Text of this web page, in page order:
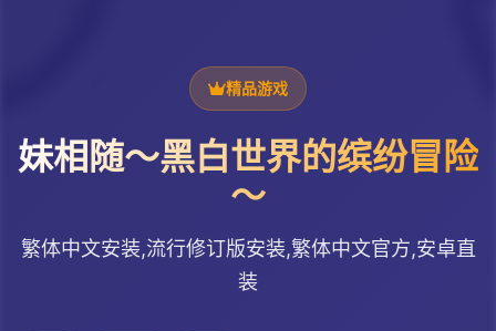
精品游戏
妹相随～黑白世界的缤纷冒险
～
繁体中文安装,流行修订版安装,繁体中文官方,安卓直
装